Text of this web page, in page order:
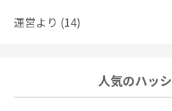
運営より (14)
人気のハッ